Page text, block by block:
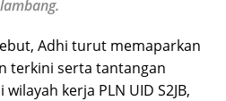
Adhi turut memaparkan
terkini serta tantangan
kerja PLN UID S2JB,